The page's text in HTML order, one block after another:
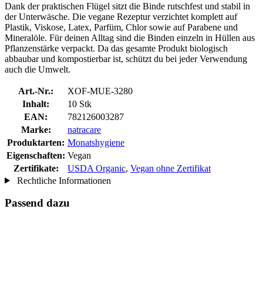
Dank der praktischen Flügel sitzt die Binde rutschfest und stabil in
der Unterwäsche. Die vegane Rezeptur verzichtet komplett auf
Plastik, Viskose, Latex, Parfüm, Chlor sowie auf Parabene und
Mineralöle. Für deinen Alltag sind die Binden einzeln in Hüllen aus
Pflanzenstärke verpackt. Da das gesamte Produkt biologisch
abbaubar und kompostierbar ist, schützt du bei jeder Verwendung
auch die Umwelt.
Art.-Nr.:
XOF-MUE-3280
Inhalt:
10 Stk
EAN:
782126003287
Marke:
natracare
Produktarten: Monatshygiene
Eigenschaften: Vegan
Zertifikate:
USDA Organic, Vegan ohne Zertifikat
Rechtliche Informationen
Passend dazu